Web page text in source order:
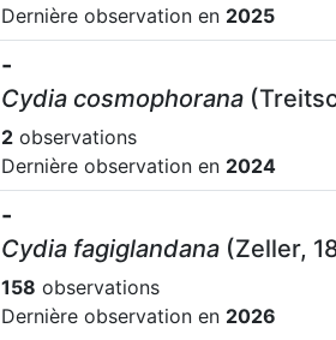
Dernière observation en 2025
-
Cydia cosmophorana
2 observations
Dernière observation en 2024
-
Cydia fagiglandana (Zeller,
158 observations
Dernière observation en 2026